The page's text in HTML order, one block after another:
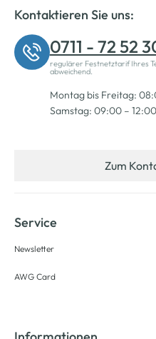
Kontaktieren Sie uns:
0711 - 72 52
regulärer Festnetztarif Ihres
abweichend.
Montag bis Freitag:
Samstag: 09:00 –
Zum
Service
Newsletter
AWG Card